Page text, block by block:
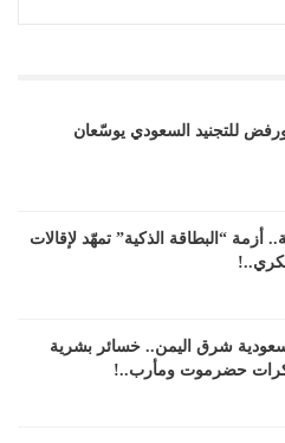
للتجنيد السعودي يوسّعان
أزمة “البطاقة الذكية” تمهّد لإقالات
شرق اليمن.. خسائر بشرية
حضرموت ومأرب..!